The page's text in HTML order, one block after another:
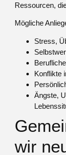
Ressourcen,
Mögliche
Stress,
Konflikte
Ängste,
wir